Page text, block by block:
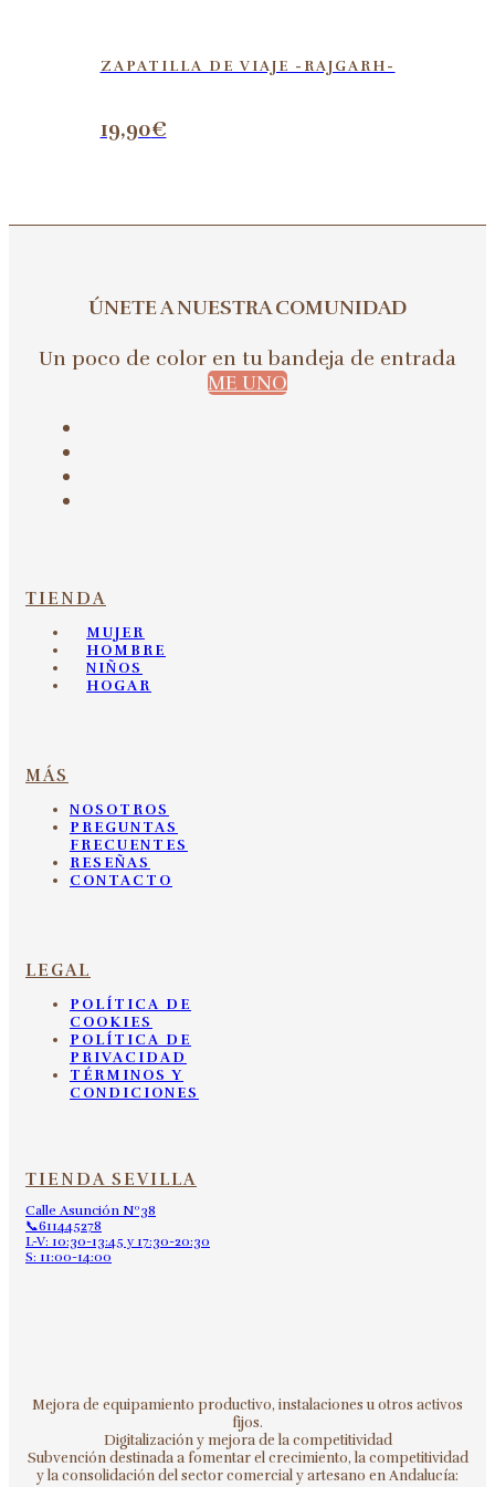
ZAPATILLA DE VIAJE -RAJGARH-
19,90€
ÚNETE A NUESTRA COMUNIDAD
Un poco de color en tu bandeja de entrada
ME UNO
TIENDA
MUJER
HOMBRE
NIÑOS
HOGAR
MÁS
NOSOTROS
PREGUNTAS
FRECUENTES
RESEÑAS
CONTACTO
LEGAL
POLÍTICA DE
COOKIES
POLÍTICA DE
PRIVACIDAD
TÉRMINOS Y
CONDICIONES
TIENDA SEVILLA
Calle Asunción Nº38
📞611445278
L-V: 10:30-13:45 y 17:30-20:30
S: 11:00-14:00
Mejora de equipamiento productivo, instalaciones u otros activos
fijos.
Digitalización y mejora de la competitividad
Subvención destinada a fomentar el crecimiento, la competitividad
y la consolidación del sector comercial y artesano en Andalucía: